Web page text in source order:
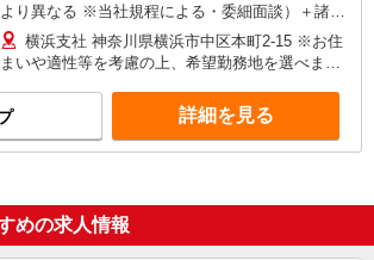
より異なる ※当社規程による・委細面談）＋諸手
当 ※研修受講手当：8500円
横浜支社 神奈川県横浜市中区本町2-15 ※お住
まいや適性等を考慮の上、希望勤務地を選べます
よりご確認ください
詳細を見る
めの求人情報